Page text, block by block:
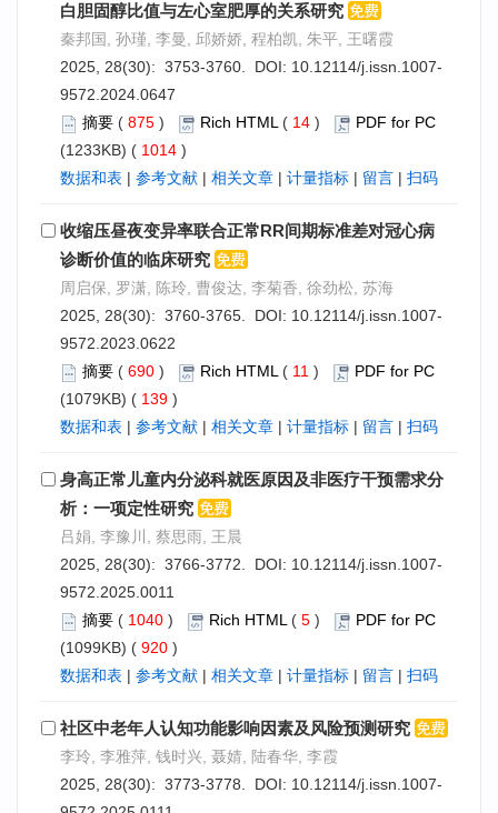
白胆固醇比值与左心室肥厚的关系研究
秦邦国, 孙瑾, 李曼, 邱娇娇, 程柏凯, 朱平, 王曙霞
2025, 28(30): 3753-3760. DOI: 10.12114/j.issn.1007-
9572.2024.0647
摘要 ( 875 ) Rich HTML( 14 )
PDF for PC
(1233KB) ( 1014 )
数据和表 | 参考文献 | 相关文章 | 计量指标 | 留言 | 扫码
收缩压昼夜变异率联合正常RR间期标准差对冠心病
诊断价值的临床研究
周启保, 罗潇, 陈玲, 曹俊达, 李菊香, 徐劲松, 苏海
2025, 28(30): 3760-3765. DOI: 10.12114/j.issn.1007-
9572.2023.0622
摘要 ( 690 ) Rich HTML( 11 )
PDF for PC
(1079KB) ( 139 )
数据和表 | 参考文献 | 相关文章 | 计量指标 | 留言 | 扫码
身高正常儿童内分泌科就医原因及非医疗干预需求分
析：一项定性研究
吕娟, 李豫川, 蔡思雨, 王晨
2025, 28(30): 3766-3772. DOI: 10.12114/j.issn.1007-
9572.2025.0011
摘要 ( 1040 ) Rich HTML( 5 )
PDF for PC
(1099KB) ( 920 )
数据和表 | 参考文献 | 相关文章 | 计量指标 | 留言 | 扫码
社区中老年人认知功能影响因素及风险预测研究
李玲, 李雅萍, 钱时兴, 聂婧, 陆春华, 李霞
2025, 28(30): 3773-3778. DOI: 10.12114/j.issn.1007-